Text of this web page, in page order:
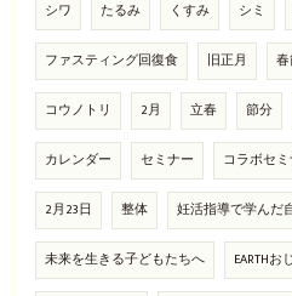
シワ たるみ くすみ シミ
ファスティング回復食 旧正月
コウノトリ 2月 立春 節分
カレンダー セミナー コラボセ
2月23日 整体 妊活指導で学んだ
未来を生きる子どもたちへ EARTHお